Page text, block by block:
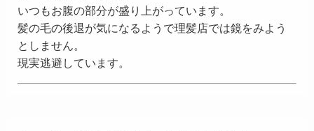
いつもお腹の部分が盛り上がっています。
髪の毛の後退が気になるようで理髪店では鏡をみよう
としません。
現実逃避しています。